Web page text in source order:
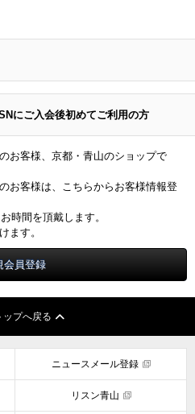
にご入会後初めてご利用の方
お客様、京都・青山のショップで
お客様は、こちらからお客様情報登
時間を頂戴します。
ます。
ップへ戻る
ニュースメール登録
リスン青山